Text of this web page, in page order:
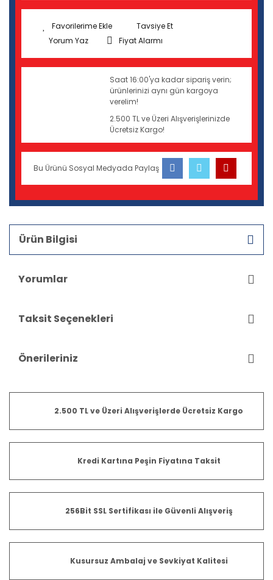
Tavsiye Et
Yorum Yaz
Fiyat Alarmı
Saat 16:00'ya kadar sipariş verin;
ürünlerinizi aynı gün kargoya
verelim!
2.500 TL ve Üzeri Alışverişlerinizde
Ücretsiz Kargo!
Bu Ürünü Sosyal Medyada Paylaş
Ürün Bilgisi
Yorumlar
Taksit Seçenekleri
Önerileriniz
2.500 TL ve Üzeri Alışverişlerde Ücretsiz Kargo
Kredi Kartına Peşin Fiyatına Taksit
256Bit SSL Sertifikası ile Güvenli Alışveriş
Kusursuz Ambalaj ve Sevkiyat Kalitesi